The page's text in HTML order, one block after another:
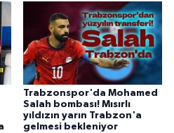
Trabzonspor'da Mohamed
Salah bombası! Mısırlı
yıldızın yarın Trabzon'a
gelmesi bekleniyor